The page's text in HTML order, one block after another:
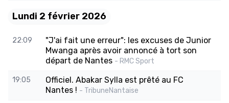
Lundi 2 février 2026
22:09
"J'ai fait une erreur": les excuses de Junior
Mwanga après avoir annoncé à tort son
départ de Nantes - RMC Sport
19:05
Officiel. Abakar Sylla est prêté au FC
Nantes ! - TribuneNantaise